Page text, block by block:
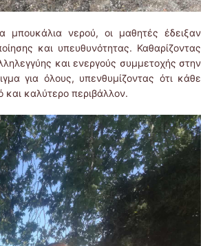
μπουκάλια νερού, οι μαθητές έδειξαν
και υπευθυνότητας. Καθαρίζοντας
και ενεργούς συμμετοχής στην
για όλους, υπενθυμίζοντας ότι κάθε
και καλύτερο περιβάλλον.